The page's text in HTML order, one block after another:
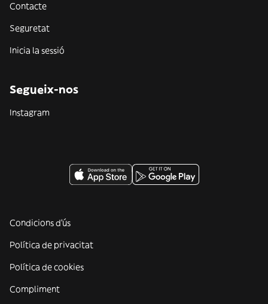
Contacte
Seguretat
Inicia la sessió
Segueix-nos
Instagram
Condicions d'ús
Política de privacitat
Política de cookies
Compliment